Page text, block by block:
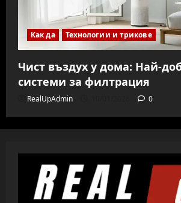
Как да Технологии и трикове
Чист въздух у дома: Най-
системи за филтрация
RealUpAdmin 0